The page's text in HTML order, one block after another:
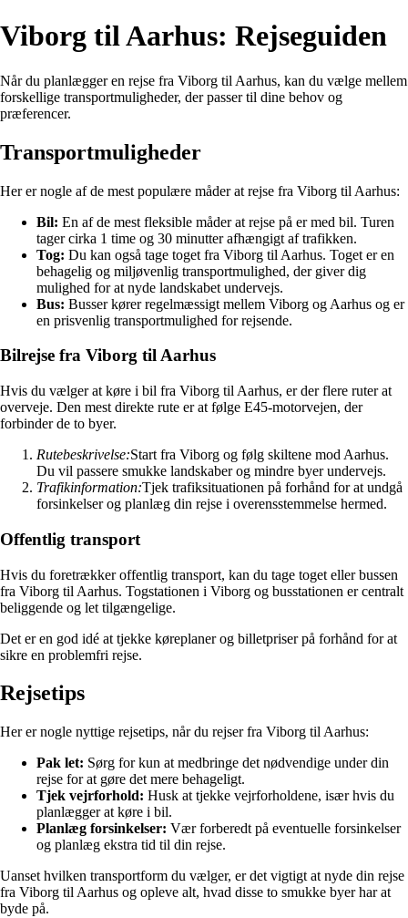
Viborg til Aarhus: Rejseguiden
Når du planlægger en rejse fra Viborg til Aarhus, kan du vælge mellem
forskellige transportmuligheder, der passer til dine behov og
præferencer.
Transportmuligheder
Her er nogle af de mest populære måder at rejse fra Viborg til Aarhus:
Bil: En af de mest fleksible måder at rejse på er med bil. Turen
tager cirka 1 time og 30 minutter afhængigt af trafikken.
Tog: Du kan også tage toget fra Viborg til Aarhus. Toget er en
behagelig og miljøvenlig transportmulighed, der giver dig
mulighed for at nyde landskabet undervejs.
Bus: Busser kører regelmæssigt mellem Viborg og Aarhus og er
en prisvenlig transportmulighed for rejsende.
Bilrejse fra Viborg til Aarhus
Hvis du vælger at køre i bil fra Viborg til Aarhus, er der flere ruter at
overveje. Den mest direkte rute er at følge E45-motorvejen, der
forbinder de to byer.
Rutebeskrivelse:Start fra Viborg og følg skiltene mod Aarhus.
Du vil passere smukke landskaber og mindre byer undervejs.
Trafikinformation:Tjek trafiksituationen på forhånd for at undgå
forsinkelser og planlæg din rejse i overensstemmelse hermed.
Offentlig transport
Hvis du foretrækker offentlig transport, kan du tage toget eller bussen
fra Viborg til Aarhus. Togstationen i Viborg og busstationen er centralt
beliggende og let tilgængelige.
Det er en god idé at tjekke køreplaner og billetpriser på forhånd for at
sikre en problemfri rejse.
Rejsetips
Her er nogle nyttige rejsetips, når du rejser fra Viborg til Aarhus:
Pak let: Sørg for kun at medbringe det nødvendige under din
rejse for at gøre det mere behageligt.
Tjek vejrforhold: Husk at tjekke vejrforholdene, især hvis du
planlægger at køre i bil.
Planlæg forsinkelser: Vær forberedt på eventuelle forsinkelser
og planlæg ekstra tid til din rejse.
Uanset hvilken transportform du vælger, er det vigtigt at nyde din rejse
fra Viborg til Aarhus og opleve alt, hvad disse to smukke byer har at
byde på.